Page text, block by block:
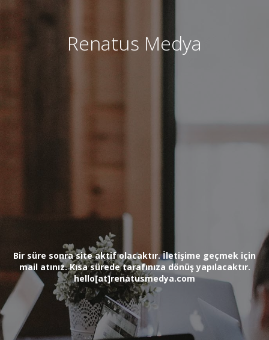
Renatus Medya
Bir süre sonra site aktif olacaktır. İletişime geçmek için
mail atınız. Kısa sürede tarafınıza dönüş yapılacaktır.
hello[at]renatusmedya.com